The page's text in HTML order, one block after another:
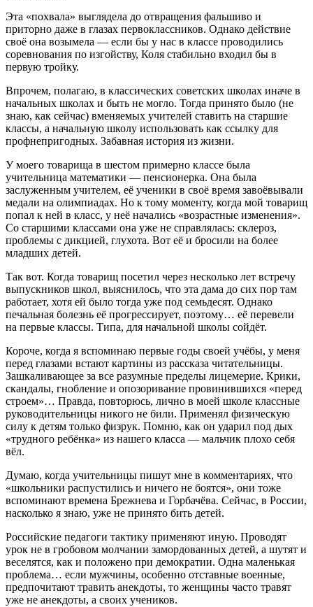
Эта «похвала» выглядела до отвращения фальшиво и
приторно даже в глазах первоклассников. Однако действие
своё она возымела — если бы у нас в классе проводились
соревнования по изгойству, Коля стабильно входил бы в
первую тройку.
Впрочем, полагаю, в классических советских школах иначе в
начальных школах и быть не могло. Тогда принято было (не
знаю, как сейчас) вменяемых учителей ставить на старшие
классы, а начальную школу использовать как ссылку для
профнепригодных. Забавная история из жизни.
У моего товарища в шестом примерно классе была
учительница математики — пенсионерка. Она была
заслуженным учителем, её ученики в своё время завоёвывали
медали на олимпиадах. Но к тому моменту, когда мой товарищ
попал к ней в класс, у неё начались «возрастные изменения».
Со старшими классами она уже не справлялась: склероз,
проблемы с дикцией, глухота. Вот её и бросили на более
младших детей.
Так вот. Когда товарищ посетил через несколько лет встречу
выпускников школ, выяснилось, что эта дама до сих пор там
работает, хотя ей было тогда уже под семьдесят. Однако
печальная болезнь её прогрессирует, поэтому… её перевели
на первые классы. Типа, для начальной школы сойдёт.
Короче, когда я вспоминаю первые годы своей учёбы, у меня
перед глазами встают картины из рассказа читательницы.
Зашкаливающее за все разумные пределы лицемерие. Крики,
скандалы, гнобление и опозоривание провинившихся «перед
строем»… Правда, повторюсь, лично в моей школе классные
руководительницы никого не били. Применял физическую
силу к детям только физрук. Помню, как он ударил под дых
«трудного ребёнка» из нашего класса — мальчик плохо себя
вёл.
Думаю, когда учительницы пишут мне в комментариях, что
«школьники распустились и ничего не боятся», они тоже
вспоминают времена Брежнева и Горбачёва. Сейчас, в России,
насколько я знаю, уже не принято бить детей.
Российские педагоги тактику применяют иную. Проводят
урок не в гробовом молчании замордованных детей, а шутят и
веселятся, как и положено при демократии. Одна маленькая
проблема… если мужчины, особенно отставные военные,
предпочитают травить анекдоты, то женщины часто травят
уже не анекдоты, а своих учеников.